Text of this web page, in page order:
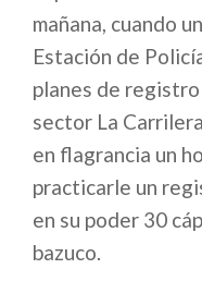
mañana, cuando
Estación de
planes de
sector La
en flagrancia un
practicarle un
en su poder 30
bazuco.